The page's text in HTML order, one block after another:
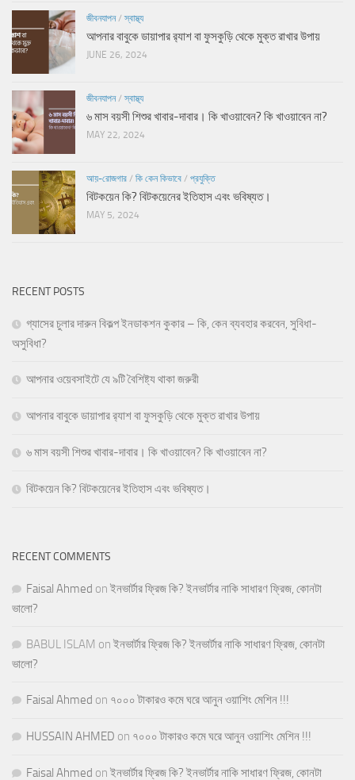
জীবনযাপন/স্বাস্থ্য
আপনার বাবুকে ডায়াপার র‍্যাশ বা ফুসকুড়ি থেকে মুক্ত রাখার উপায়
JUNE 26, 2024
জীবনযাপন/স্বাস্থ্য
৬ মাস বয়সী শিশুর খাবার-দাবার। কি খাওয়াবেন? কি খাওয়াবেন না?
MAY 22, 2024
আয়-রোজগার / কি কেন কিভাবে / প্রযুক্তি
বিটকয়েন কি? বিটকয়েনের ইতিহাস এবং ভবিষ্যত।
MAY 5, 2024
RECENT POSTS
গ্যাসের চুলার দারুন বিকল্প ইনডাকশন কুকার – কি, কেন ব্যবহার করবেন, সুবিধা-
অসুবিধা?
আপনার ওয়েবসাইটে যে ৯টি বৈশিষ্ট্য থাকা জরুরী
আপনার বাবুকে ডায়াপার র‍্যাশ বা ফুসকুড়ি থেকে মুক্ত রাখার উপায়
৬ মাস বয়সী শিশুর খাবার-দাবার। কি খাওয়াবেন? কি খাওয়াবেন না?
বিটকয়েন কি? বিটকয়েনের ইতিহাস এবং ভবিষ্যত।
RECENT COMMENTS
Faisal Ahmed on ইনভার্টার ফ্রিজ কি? ইনভার্টার নাকি সাধারণ ফ্রিজ, কোনটা
ভালো?
BABUL ISLAM on ইনভার্টার ফ্রিজ কি? ইনভার্টার নাকি সাধারণ ফ্রিজ, কোনটা
ভালো?
Faisal Ahmed on ৭০০০ টাকারও কমে ঘরে আনুন ওয়াশিং মেশিন !!!
HUSSAIN AHMED on ৭০০০ টাকারও কমে ঘরে আনুন ওয়াশিং মেশিন !!!
Faisal Ahmed on ইনভার্টার ফ্রিজ কি? ইনভার্টার নাকি সাধারণ ফ্রিজ, কোনটা